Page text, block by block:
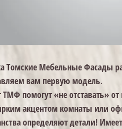
Томские Мебельные Фасады
вам первую модель.
ТМФ помогут «не отставать»
акцентом комнаты или
определяют детали!